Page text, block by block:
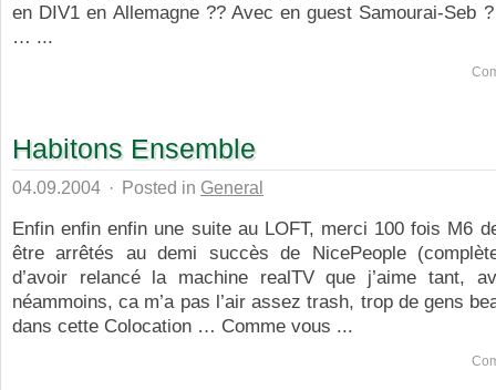
en DIV1 en Allemagne ?? Avec en guest Samourai-Seb
… ...
Habitons Ensemble
04.09.2004 · Posted in General
Enfin enfin enfin une suite au LOFT, merci 100 fois M6
être arrêtés au demi succès de NicePeople
d’avoir relancé la machine realTV que j’aime tant,
néammoins, ca m’a pas l’air assez trash, trop de gens
dans cette Colocation … Comme vous ...